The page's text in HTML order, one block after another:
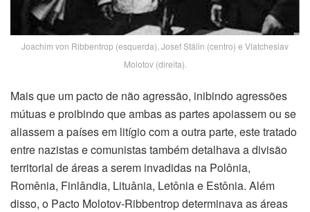
Joachim von Ribbentrop (esquerda), Josef Stálin (centro) e Vlatcheslav
Molotov (direita).
Mais que um pacto de não agressão, inibindo agressões
mútuas e proibindo que ambas as partes apoiassem ou se
aliassem a países em litígio com a outra parte, este tratado
entre nazistas e comunistas também detalhava a divisão
territorial de áreas a serem invadidas na Polônia,
Romênia, Finlândia, Lituânia, Letônia e Estônia. Além
disso, o Pacto Molotov-Ribbentrop determinava as áreas